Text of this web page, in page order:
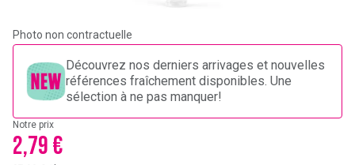
Photo non contractuelle
Découvrez nos derniers arrivages et nouvelles
références fraîchement disponibles. Une
sélection à ne pas manquer!
Notre prix
2,79 €